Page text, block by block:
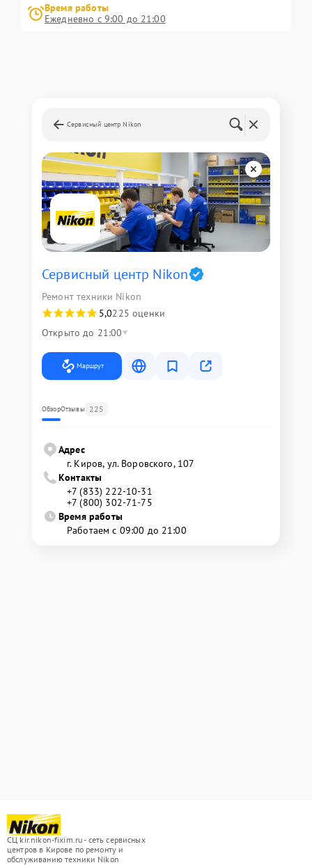
Время работы
Ежедневно с 9:00 до 21:00
Сервисный центр Nikon
Сервисный центр Nikon
Ремонт техники Nikon
5,0225 оценки
Открыто до 21:00
Маршрут
ОбзорОтзывы 225
Адрес
г. Киров, ул. Воровского, 107
Контакты
+7 (833) 222-10-31
+7 (800) 302-71-75
Время работы
Работаем с 09:00 до 21:00
СЦ kir.nikon-fixim.ru - сеть сервисных
центров в Кирове по ремонту и
обслуживанию техники Nikon